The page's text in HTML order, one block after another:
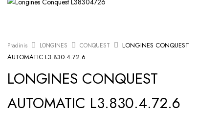
Pradinis LONGINES CONQUEST
LONGINES CONQUEST
AUTOMATIC L3.830.4.72.6
LONGINES CONQUEST
AUTOMATIC L3.830.4.72.6